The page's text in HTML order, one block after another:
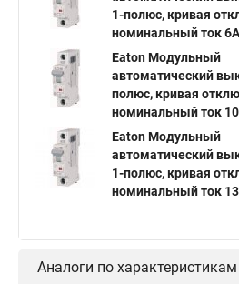
1-полюс, кривая
номинальный ток
Eaton Модульный
автоматический
полюс, кривая
номинальный ток
Eaton Модульный
автоматический
1-полюс, кривая
номинальный ток
Аналоги по характеристикам